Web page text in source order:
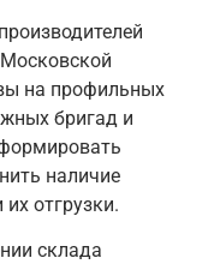
на профильных
бригад и
наличие
отгрузки.
склада